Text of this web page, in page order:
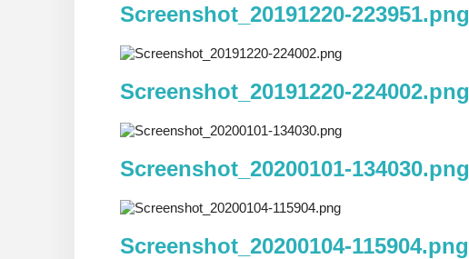
Screenshot_20191220-223951.png
Screenshot_20191220-224002.png
Screenshot_20200101-134030.png
Screenshot_20200104-115904.png